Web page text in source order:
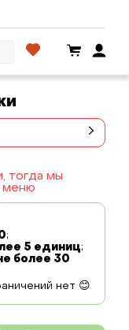
тогда мы
меню
;
5 единиц;
более 30
нет 😊